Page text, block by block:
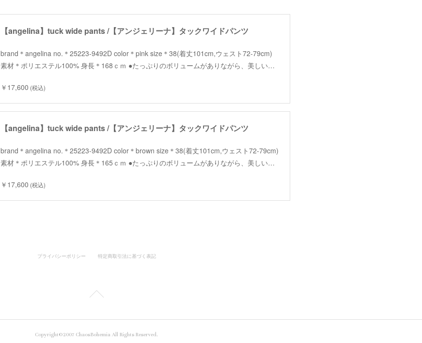
【angelina】tuck wide pants /【アンジェリーナ】タックワイドパンツ
brand＊angelina no.＊25223-9492D color＊pink size＊38(着丈101cm,ウェスト72-79cm)
素材＊ポリエステル100% 身長＊168ｃｍ ●たっぷりのボリュームがありながら、美しい…
￥17,600 (税込)
【angelina】tuck wide pants /【アンジェリーナ】タックワイドパンツ
brand＊angelina no.＊25223-9492D color＊brown size＊38(着丈101cm,ウェスト72-79cm)
素材＊ポリエステル100% 身長＊165ｃｍ ●たっぷりのボリュームがありながら、美しい…
￥17,600 (税込)
プライバシーポリシー 特定商取引法に基づく表記
Copyright©2007 ChaosBohemia All Rights Reserved.